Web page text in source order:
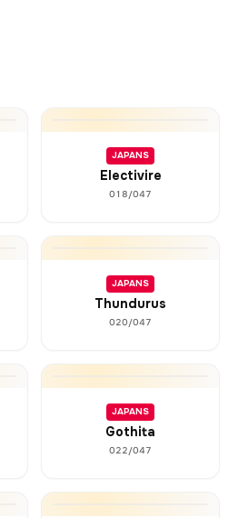
JAPANS
Electivire
018/047
JAPANS
Thundurus
020/047
JAPANS
Gothita
022/047